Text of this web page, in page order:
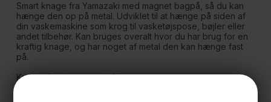
Smart knage fra Yamazaki med magnet bagpå, så du kan
hænge den op på metal. Udviklet til at hænge på siden af
din vaskemaskine som krog til vasketøjspose, bøjler eller
andet tilbehør. Kan bruges overalt hvor du har brug for en
kraftig knage, og har noget af metal den kan hænge fast
på.
Krogen kan bære op til 3 kg.